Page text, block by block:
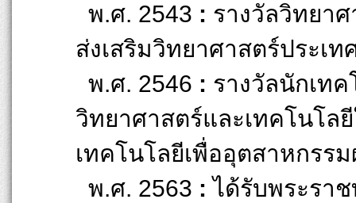
พ.ศ. 2543 : รางวัลวิทยา
ส่งเสริมวิทยาศาสตร์ประเ
พ.ศ. 2546 : รางวัลนักเท
วิทยาศาสตร์และเทคโนโ
เทคโนโลยีเพื่ออุตสาหกรร
พ.ศ. 2563 :ได้รับพระรา